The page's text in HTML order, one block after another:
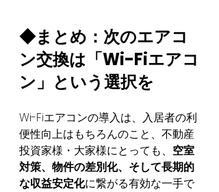
◆まとめ：次のエアコ
ン交換は「Wi-Fiエアコ
ン」という選択を
Wi-Fiエアコンの導入は、入居者の利
便性向上はもちろんのこと、不動産
投資家様・大家様にとっても、 空室
対策、物件の差別化、そして長期的
な収益安定化に繋がる有効な一手で